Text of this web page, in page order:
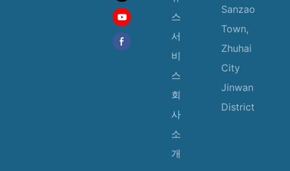
스
서
비
스
회
사
소
개
Sanzao
Town,
Zhuhai
City
Jinwan
District